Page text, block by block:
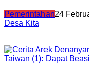
Pemerintahan24
Desa Kita